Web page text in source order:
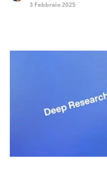
3 Febbraio 2025